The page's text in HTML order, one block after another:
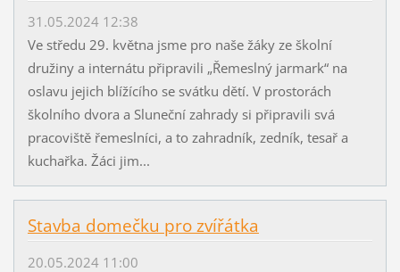
31.05.2024 12:38
Ve středu 29. května jsme pro naše žáky ze školní
družiny a internátu připravili „Řemeslný jarmark“ na
oslavu jejich blížícího se svátku dětí. V prostorách
školního dvora a Sluneční zahrady si připravili svá
pracoviště řemeslníci, a to zahradník, zedník, tesař a
kuchařka. Žáci jim...
Stavba domečku pro zvířátka
20.05.2024 11:00